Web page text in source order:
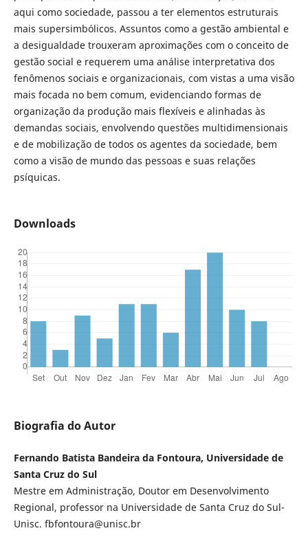
aqui como sociedade, passou a ter elementos estruturais
mais supersimbólicos. Assuntos como a gestão ambiental e
a desigualdade trouxeram aproximações com o conceito de
gestão social e requerem uma análise interpretativa dos
fenômenos sociais e organizacionais, com vistas a uma visão
mais focada no bem comum, evidenciando formas de
organização da produção mais flexíveis e alinhadas às
demandas sociais, envolvendo questões multidimensionais
e de mobilização de todos os agentes da sociedade, bem
como a visão de mundo das pessoas e suas relações
psíquicas.
Downloads
Biografia do Autor
Fernando Batista Bandeira da Fontoura, Universidade de
Santa Cruz do Sul
Mestre em Administração, Doutor em Desenvolvimento
Regional, professor na Universidade de Santa Cruz do Sul-
Unisc. fbfontoura@unisc.br